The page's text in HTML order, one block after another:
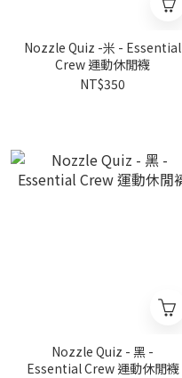
Nozzle Quiz -米 - Essential
Crew 運動休閒襪
NT$350
Nozzle Quiz - 黑 -
Essential Crew 運動休閒襪